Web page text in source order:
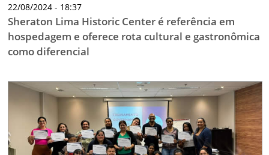
22/08/2024 - 18:37
Sheraton Lima Historic Center é referência em
hospedagem e oferece rota cultural e gastronômica
como diferencial